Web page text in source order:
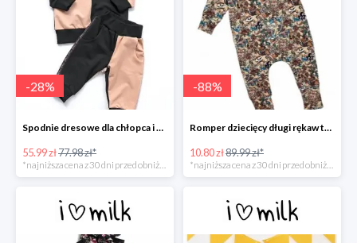
-28%
Spodnie dresowe dla chłopca i dziewczynki -30%
55.99 zł77.98 zł*
-88%
Romper dziecięcy długi rękaw tatoo print -88%
10.80 zł89.99 zł*